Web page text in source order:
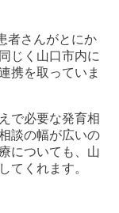
者さんがとにか
じく山口市内に
携を取っていま
で必要な発育相
談の幅が広いの
についても、山
てくれます。